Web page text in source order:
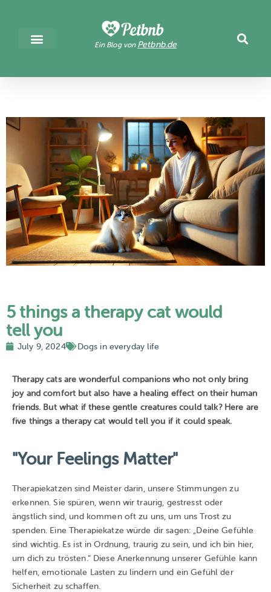
Ein Blog von Petbnb.de
5 things a therapy cat would
tell you
July 9, 2024 Dogs in everyday life
Therapy cats are wonderful companions who not only bring
joy and comfort but also have a healing effect on their human
friends. But what if these gentle creatures could talk? Here are
five things a therapy cat would tell you if it could speak.
"Your Feelings Matter"
Therapiekatzen sind Meister darin, unsere Stimmungen zu
erkennen. Sie spüren, wenn wir traurig, gestresst oder
ängstlich sind, und kommen oft zu uns, um uns Trost zu
spenden. Eine Therapiekatze würde dir sagen: „Deine Gefühle
sind wichtig. Es ist in Ordnung, traurig zu sein, und ich bin hier,
um dich zu trösten.“ Diese Anerkennung unserer Gefühle kann
helfen, emotionale Lasten zu lindern und ein Gefühl der
Sicherheit zu schaffen.